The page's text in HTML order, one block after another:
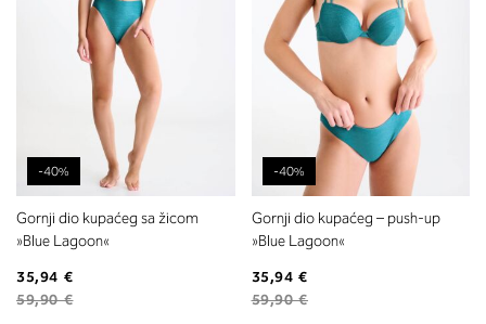
-40%
Gornji dio kupaćeg sa žicom
»Blue Lagoon«
35,94 €
59,90 €
-40%
Gornji dio kupaćeg – push-up
»Blue Lagoon«
35,94 €
59,90 €